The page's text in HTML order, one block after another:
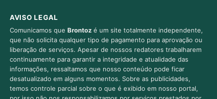
AVISO LEGAL
Comunicamos que Brontoz é um site totalmente independente,
que não solicita qualquer tipo de pagamento para aprovação ou
liberação de serviços. Apesar de nossos redatores trabalharem
continuamente para garantir a integridade e atualidade das
informações, ressaltamos que nosso conteúdo pode ficar
desatualizado em alguns momentos. Sobre as publicidades,
temos controle parcial sobre o que é exibido em nosso portal,